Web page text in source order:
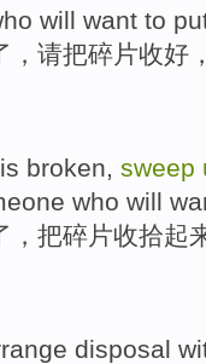
will want to
，请把碎片收好
is broken, sweep
who will
， 把碎片收拾起
disposal